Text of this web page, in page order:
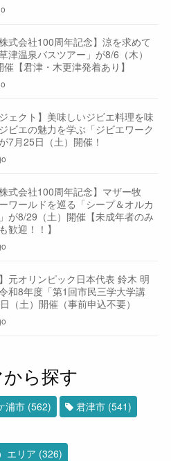
式会社100周年記念】涼を求めて
津温泉バスツアー」が8/6（木）
催【君津・木更津発着あり】
ェクト】美味しいジビエ料理を味
ビエの魅力を学ぶ「ジビエワーク
7月25日（土）開催！
式会社100周年記念】マザー牧
ワールドを巡る「シープ＆オルカ
が8/29（土）開催【未成年者のみ
歓迎！！】
元オリンピック日本代表 鈴木 明
和8年度「第1回市民三学大学講
（土）開催（事前申込不要）
ら探す
浦市 (562) 君津市 (541)
エリア (326)